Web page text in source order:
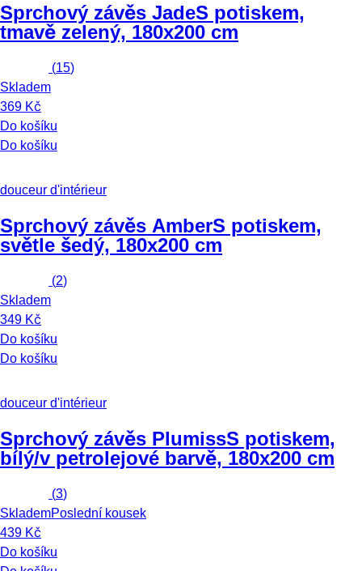
Sprchový závěs JadeS potiskem,
tmavě zelený, 180x200 cm
(15)
Skladem
369 Kč
Do košíku
Do košíku
douceur d'intérieur
Sprchový závěs AmberS potiskem,
světle šedý, 180x200 cm
(2)
Skladem
349 Kč
Do košíku
Do košíku
douceur d'intérieur
Sprchový závěs PlumissS potiskem,
bílý/v petrolejové barvě, 180x200 cm
(3)
SklademPoslední kousek
439 Kč
Do košíku